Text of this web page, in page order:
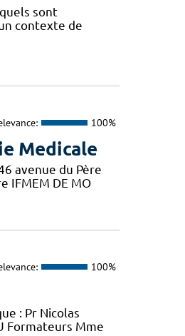
sont
contexte de
100%
Medicale
avenue du Père
IFMEM DE MO
100%
: Pr Nicolas
Formateurs Mme